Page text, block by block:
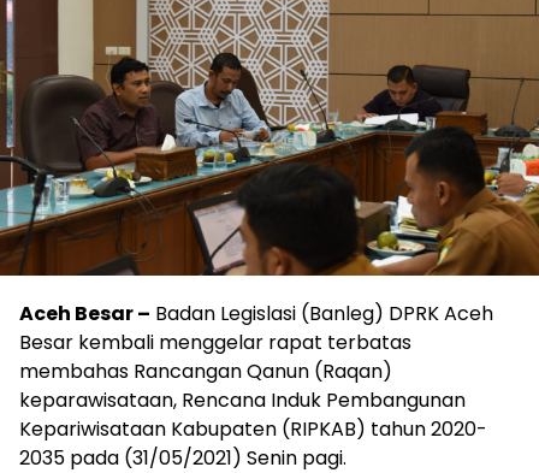
Aceh Besar – Badan Legislasi (Banleg) DPRK Aceh
Besar kembali menggelar rapat terbatas
membahas Rancangan Qanun (Raqan)
keparawisataan, Rencana Induk Pembangunan
Kepariwisataan Kabupaten (RIPKAB) tahun 2020-
2035 pada (31/05/2021) Senin pagi.